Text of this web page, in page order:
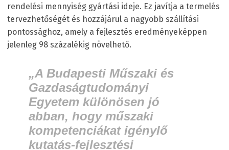
rendelési mennyiség gyártási ideje. Ez javítja a termelés
tervezhetőségét és hozzájárul a nagyobb szállítási
pontossághoz, amely a fejlesztés eredményeképpen
jelenleg 98 százalékig növelhető.
„A Budapesti Műszaki és
Gazdaságtudományi
Egyetem különösen jó
abban, hogy műszaki
kompetenciákat igénylő
kutatás-fejlesztési